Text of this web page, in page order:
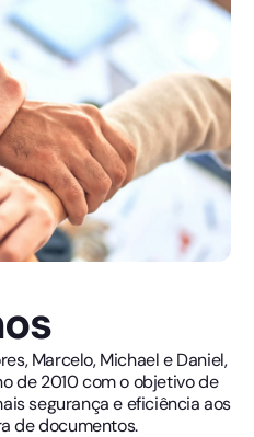
Marcelo, Michael e Daniel,
de 2010 com o objetivo de
segurança e eficiência aos
de documentos.